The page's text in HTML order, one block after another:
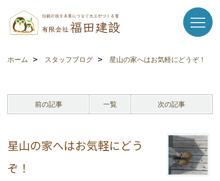
ホーム スタッフブログ 星山の家へはお気軽にどうぞ！
前の記事 一覧 次の記事
星山の家へはお気軽にどう
ぞ！